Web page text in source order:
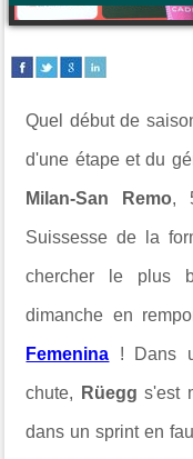
Quel début de
d'une étape et du
Milan-San Remo,
Suissesse de la
chercher le plus
dimanche en
Femenina ! Dans
chute, Rüeggs'est
dans un sprint en